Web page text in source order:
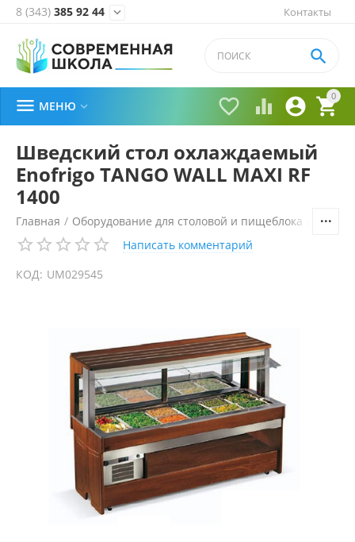
Контакты
8 (343) 385 92 44 
0


 

 МЕНЮ 
Шведский стол охлаждаемый
Enofrigo TANGO WALL MAXI RF
1400
Главная / Оборудование для столовой и пищеблока
Написать комментарий
КОД: UM029545